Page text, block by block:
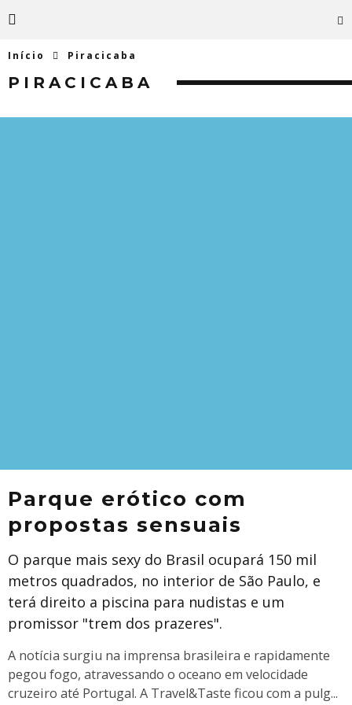
Início Piracicaba
PIRACICABA
Parque erótico com
propostas sensuais
O parque mais sexy do Brasil ocupará 150 mil
metros quadrados, no interior de São Paulo, e
terá direito a piscina para nudistas e um
promissor "trem dos prazeres".
A notícia surgiu na imprensa brasileira e rapidamente
pegou fogo, atravessando o oceano em velocidade
cruzeiro até Portugal. A Travel&Taste ficou com a pulg...